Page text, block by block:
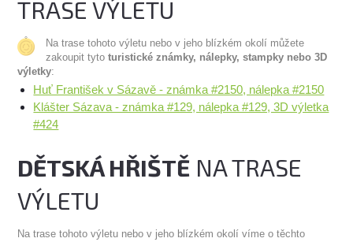
TRASE VÝLETU
Na trase tohoto výletu nebo v jeho blízkém okolí můžete
zakoupit tytoturistické známky, nálepky, stampky nebo 3D
výletky:
Huť František v Sázavě - známka #2150, nálepka #2150
Klášter Sázava - známka #129, nálepka #129, 3D výletka
#424
DĚTSKÁ HŘIŠTĚ NA TRASE
VÝLETU
Na trase tohoto výletu nebo v jeho blízkém okolí víme o těchto